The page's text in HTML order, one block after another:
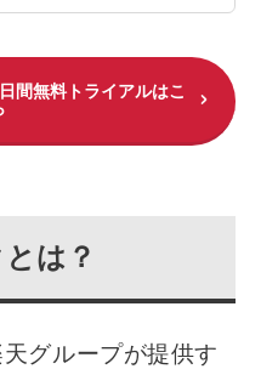
間無料トライアルはこ
は？
グループが提供す